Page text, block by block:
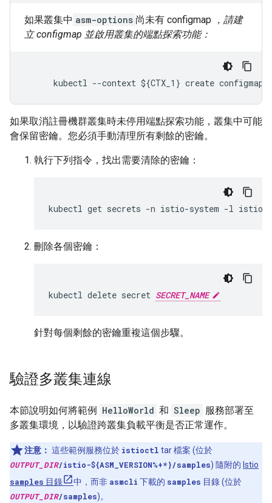
如果叢集中 asm-options 尚未有 configmap
，請建
立 configmap 並啟用叢集的端點探索功能：
如果取消註冊機群叢集時未停用端點探索功能，叢集中可能
會保留密鑰。您必須手動清理所有剩餘的密鑰。
執行下列指令，找出需要清除的密鑰：
刪除各個密鑰：
kubectl delete secret SECRET_NAME
針對每個剩餘的密鑰重複這個步驟。
驗證多叢集連線
本節說明如何將範例 HelloWorld 和 Sleep 服務部署至
多叢集環境，以驗證跨叢集負載平衡是否正常運作。
注意： 這些範例服務位於 istioctl tar 檔案 (位於
OUTPUT_DIR/istio-${ASM_VERSION%+*}/samples) 隨附的 Istio
samples 目錄 中，而非 asmcli 下載的 samples 目錄 (位於
OUTPUT_DIR/samples)。